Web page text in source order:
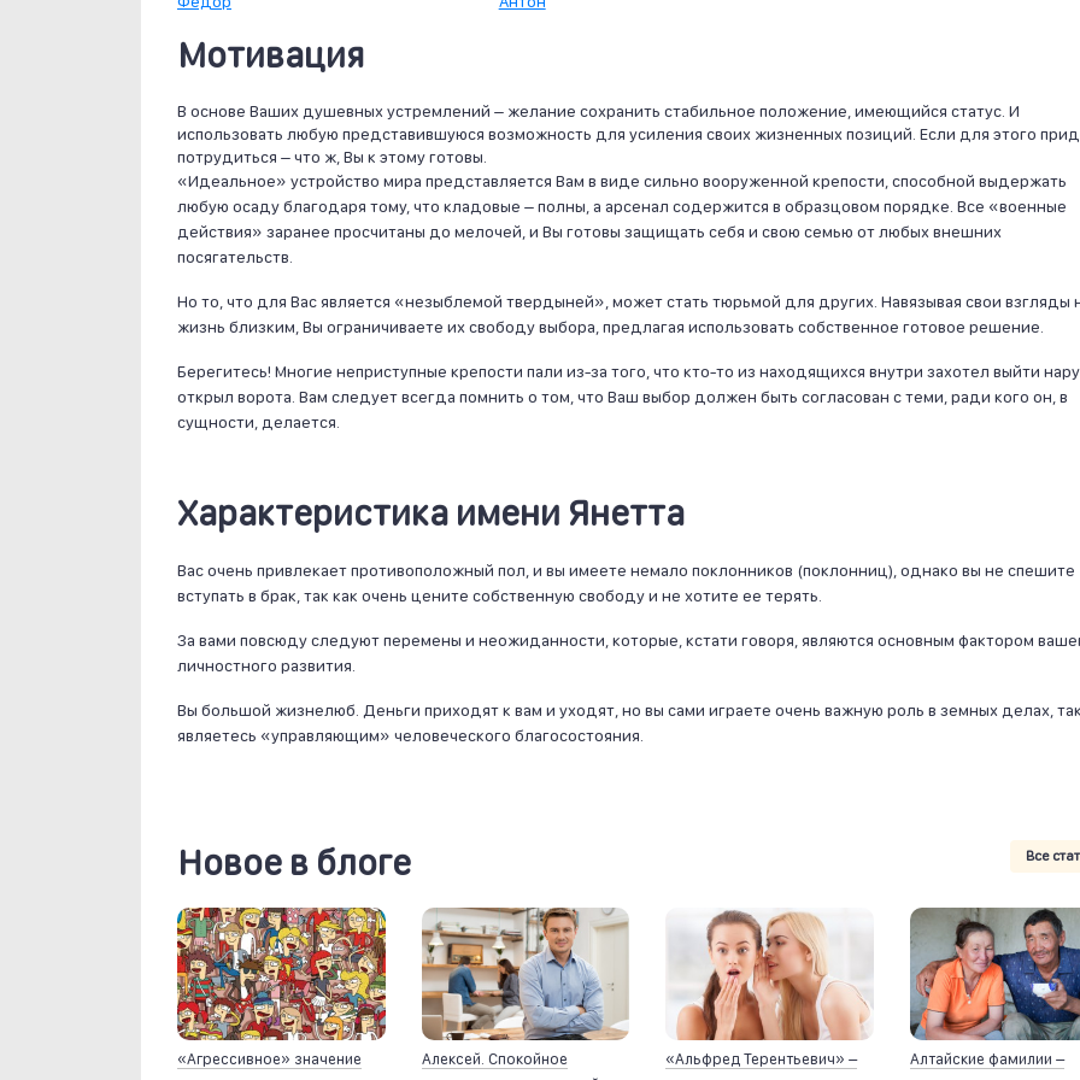
Мотивация
В основе Ваших душевных устремлений – желание сохранить стабильное положение, имеющийся статус. И
использовать любую представившуюся возможность для усиления своих жизненных позиций. Если для этого
потрудиться – что ж, Вы к этому готовы.
«Идеальное» устройство мира представляется Вам в виде сильно вооруженной крепости, способной выдержать
любую осаду благодаря тому, что кладовые – полны, а арсенал содержится в образцовом порядке. Все «военные
действия» заранее просчитаны до мелочей, и Вы готовы защищать себя и свою семью от любых внешних
посягательств.
Но то, что для Вас является «незыблемой твердыней», может стать тюрьмой для других. Навязывая свои взгляды
жизнь близким, Вы ограничиваете их свободу выбора, предлагая использовать собственное готовое решение.
Берегитесь! Многие неприступные крепости пали из-за того, что кто-то из находящихся внутри захотел выйти
открыл ворота. Вам следует всегда помнить о том, что Ваш выбор должен быть согласован с теми, ради кого он, в
сущности, делается.
Характеристика имени Янетта
Вас очень привлекает противоположный пол, и вы имеете немало поклонников (поклонниц), однако вы не спешите
вступать в брак, так как очень цените собственную свободу и не хотите ее терять.
За вами повсюду следуют перемены и неожиданности, которые, кстати говоря, являются основным фактором
личностного развития.
Вы большой жизнелюб. Деньги приходят к вам и уходят, но вы сами играете очень важную роль в земных делах,
являетесь «управляющим» человеческого благосостояния.
Новое в блоге Все
«Агрессивное» значение
Алексей. Спокойное
«Альфред Терентьевич» –
Алтайские фамилии –